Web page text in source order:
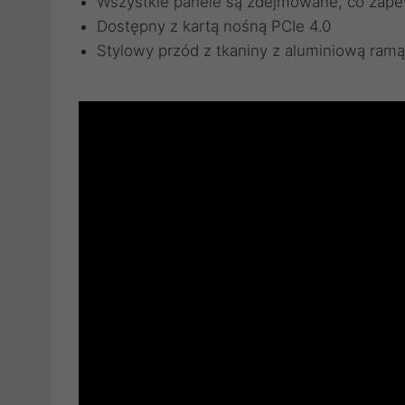
Dostępny z kartą nośną PCIe 4.0
Stylowy przód z tkaniny z aluminiową